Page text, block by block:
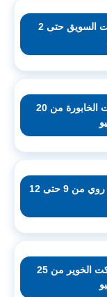
عروض الكرامة هايبر ماركت السويق حتى 2
عروض الكرامة هايبر ماركت الخابورة من 20
عروض الكرامة هايبر ماركت روي من 9 حتى 12
عروض دار الحياة هايبر ماركت الخوير من 25